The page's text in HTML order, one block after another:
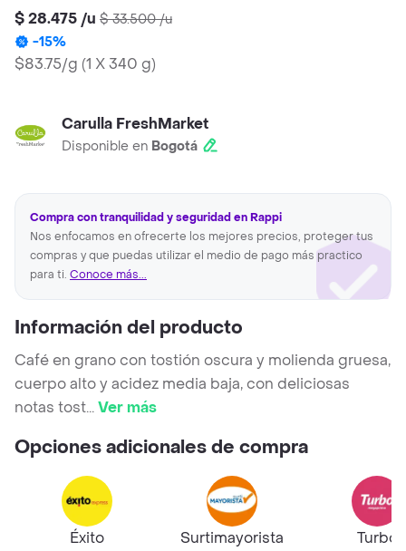
$ 28.475 /u $ 33.500/u
-15%
$83.75/g (1 X 340 g)
Carulla FreshMarket
Disponible en Bogotá
Compra con tranquilidad y seguridad en Rappi
Nos enfocamos en ofrecerte los mejores precios, proteger tus
compras y que puedas utilizar el medio de pago más practico
para ti. Conoce más...
Información del producto
Café en grano con tostión oscura y molienda gruesa,
cuerpo alto y acidez media baja, con deliciosas
notas tost...Ver más
Opciones adicionales de compra
Éxito
Surtimayorista
Turbo